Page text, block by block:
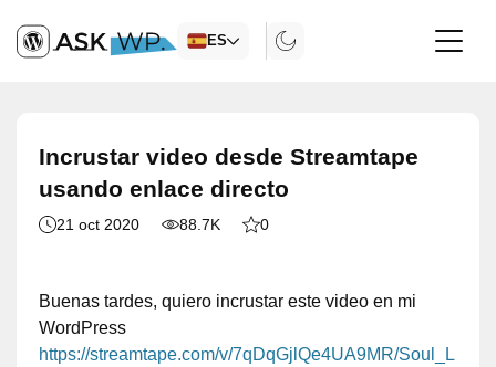
ES
Incrustar video desde Streamtape
usando enlace directo
21 oct 2020 88.7K 0
Buenas tardes, quiero incrustar este video en mi
WordPress
https://streamtape.com/v/7qDqGjlQe4UA9MR/Soul_L